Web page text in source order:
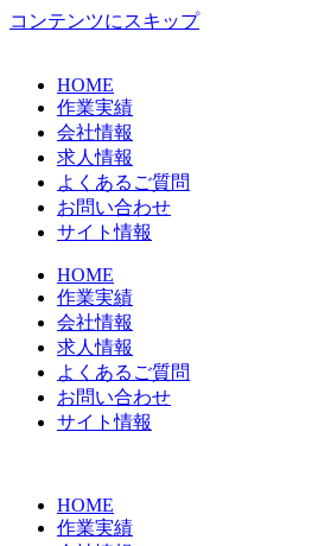
コンテンツにスキップ
HOME
作業実績
会社情報
求人情報
よくあるご質問
お問い合わせ
サイト情報
HOME
作業実績
会社情報
求人情報
よくあるご質問
お問い合わせ
サイト情報
HOME
作業実績